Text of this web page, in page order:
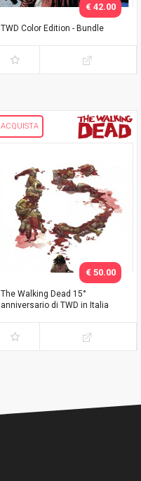
TWD Color Edition - Bundle
€ 42.00
ACQUISTA
The Walking Dead 15°
anniversario di TWD in Italia
€ 50.00